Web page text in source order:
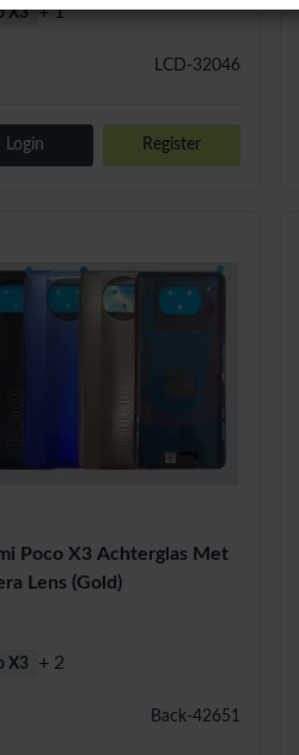
LCD-32046
X3 + 1
Login Register
Poco X3 Achterglas Met
Lens (Gold)
Back-42651
X3 + 2